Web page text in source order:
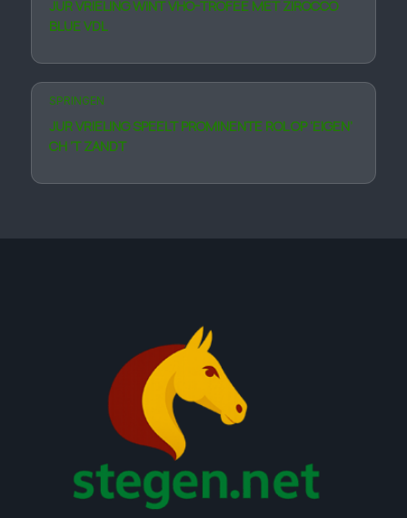
JUR VRIELING WINT VHO-TROFEE MET ZIROCCO
BLUE VDL
SPRINGEN
JUR VRIELING SPEELT PROMINENTE ROL OP ‘EIGEN’
CH ’T ZANDT